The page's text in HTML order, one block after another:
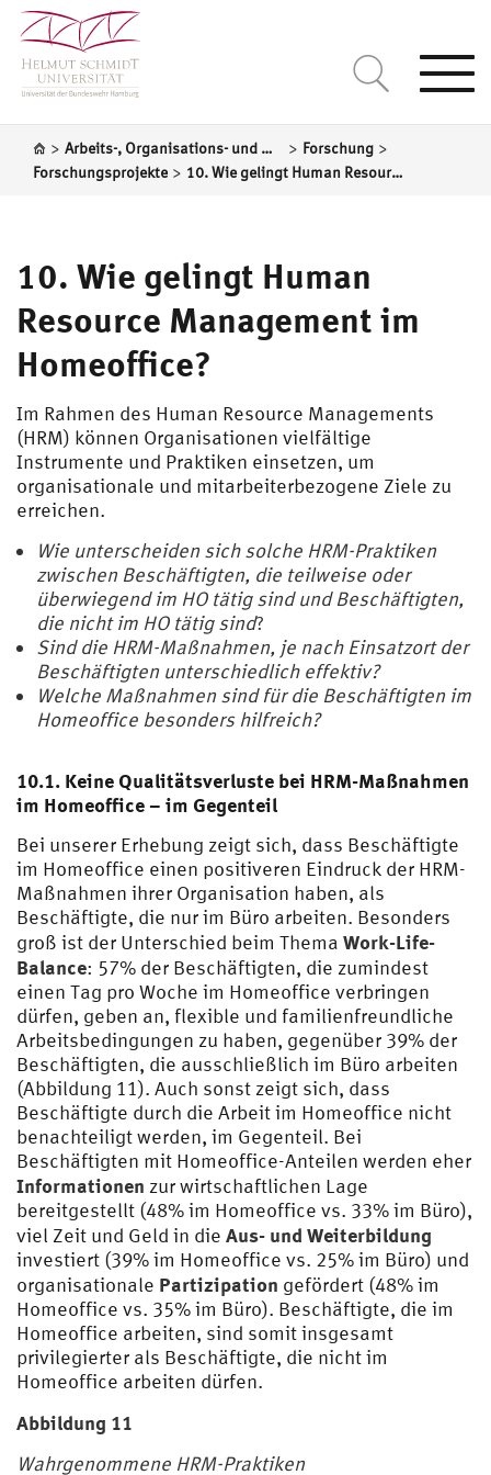
> Arbeits-, Organisations- und Wirtschaftspsychologie > Forschung >
Forschungsprojekte > 10. Wie gelingt Human Resource Management im Homeoffice?
10. Wie gelingt Human
Resource Management im
Homeoffice?
Im Rahmen des Human Resource Managements
(HRM) können Organisationen vielfältige
Instrumente und Praktiken einsetzen, um
organisationale und mitarbeiterbezogene Ziele zu
erreichen.
Wie unterscheiden sich solche HRM-Praktiken
zwischen Beschäftigten, die teilweise oder
überwiegend im HO tätig sind und Beschäftigten,
die nicht im HO tätig sind?
Sind die HRM-Maßnahmen, je nach Einsatzort der
Beschäftigten unterschiedlich effektiv?
Welche Maßnahmen sind für die Beschäftigten im
Homeoffice besonders hilfreich?
10.1. Keine Qualitätsverluste bei HRM-Maßnahmen
im Homeoffice – im Gegenteil
Bei unserer Erhebung zeigt sich, dass Beschäftigte
im Homeoffice einen positiveren Eindruck der HRM-
Maßnahmen ihrer Organisation haben, als
Beschäftigte, die nur im Büro arbeiten. Besonders
groß ist der Unterschied beim Thema Work-Life-
Balance: 57% der Beschäftigten, die zumindest
einen Tag pro Woche im Homeoffice verbringen
dürfen, geben an, flexible und familienfreundliche
Arbeitsbedingungen zu haben, gegenüber 39% der
Beschäftigten, die ausschließlich im Büro arbeiten
(Abbildung 11). Auch sonst zeigt sich, dass
Beschäftigte durch die Arbeit im Homeoffice nicht
benachteiligt werden, im Gegenteil. Bei
Beschäftigten mit Homeoffice-Anteilen werden eher
Informationen zur wirtschaftlichen Lage
bereitgestellt (48% im Homeoffice vs. 33% im Büro),
viel Zeit und Geld in die Aus- und Weiterbildung
investiert (39% im Homeoffice vs. 25% im Büro) und
organisationale Partizipation gefördert (48% im
Homeoffice vs. 35% im Büro). Beschäftigte, die im
Homeoffice arbeiten, sind somit insgesamt
privilegierter als Beschäftigte, die nicht im
Homeoffice arbeiten dürfen.
Abbildung 11
Wahrgenommene HRM-Praktiken